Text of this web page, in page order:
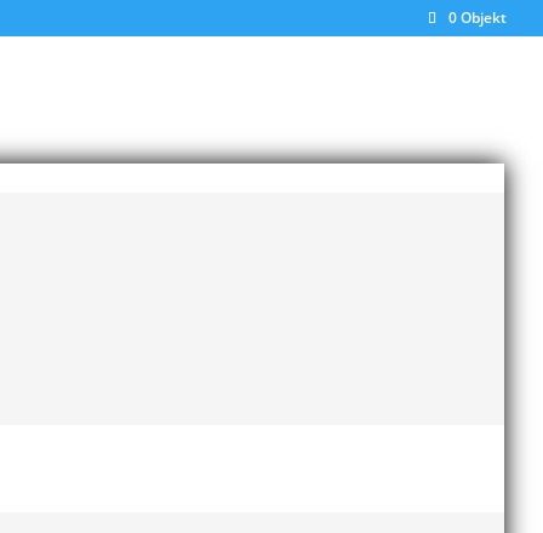
0 Objekt
hålls i finländska Kuortane, cirka 30 mil
samt unga Carl af Forselles tävlandes för
marginal. Med lättare kastredskap och